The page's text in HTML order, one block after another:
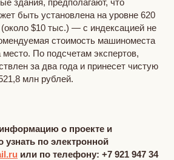
быть установлена на уровне 620
$10 тыс.) — с индексацией не
стоимость машиноместа
По подсчетам экспертов,
за два года и принесет чистую
млн рублей.
о проекте и
узнать по электронной
или по телефону: +7 921 947 34